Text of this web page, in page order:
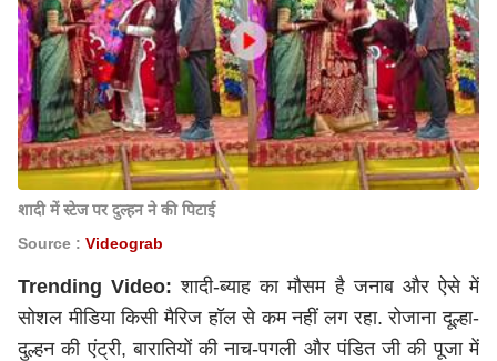
शादी में स्टेज पर दुल्हन ने की पिटाई
Source : Videograb
Trending Video: शादी-ब्याह का मौसम है जनाब और ऐसे में
सोशल मीडिया किसी मैरिज हॉल से कम नहीं लग रहा. रोजाना दूल्हा-
दुल्हन की एंट्री, बारातियों की नाच-पगली और पंडित जी की पूजा में